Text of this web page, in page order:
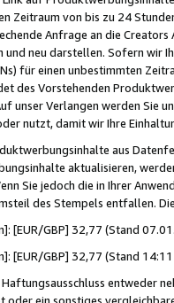
Zeitraum von bis zu 24
Anfrage an die
neu darstellen. Sofern wir
für einen unbestimmten
des Vorstehenden
unser Verlangen werden Sie
nutzt, damit wir Ihre
aus
aktualisieren,
Sie jedoch die in Ihrer
des Stempels entfallen.
[EUR/GBP] 32,77 (Stand
[EUR/GBP] 32,77 (Stand
entweder
oder ein sonstiges